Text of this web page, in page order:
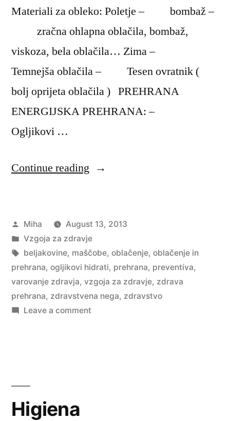
Materiali za obleko: Poletje – bombaž –
zračna ohlapna oblačila, bombaž,
viskoza, bela oblačila… Zima –
Temnejša oblačila – Tesen ovratnik (
bolj oprijeta oblačila ) PREHRANA
ENERGIJSKA PREHRANA: –
Ogljikovi …
Continue reading “Oblačenje
Posted
by
Miha
August 13, 2013
Posted
in
Vzgoja za zdravje
Tags:
beljakovine, maščobe, oblačenje, oblačenje in
prehrana, ogljikovi hidrati, prehrana, preventiva,
varovanje zdravja, vzgoja za zdravje, zdrava
prehrana, zdravstvena nega, zdravstvo
Leave a commenton
Higiena